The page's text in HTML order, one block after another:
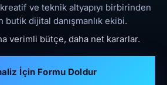
ve teknik altyapıyı birbirinden
butik dijital danışmanlık ekibi.
verimli bütçe, daha net kararlar.
İçin Formu Doldur